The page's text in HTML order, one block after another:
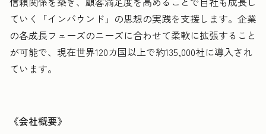
ていく「インバウンド」の思想の実践を支援します。企業
の各成長フェーズのニーズに合わせて柔軟に拡張すること
が可能で、現在世界120カ国以上で約135,000社に導入され
ています。
《会社概要》